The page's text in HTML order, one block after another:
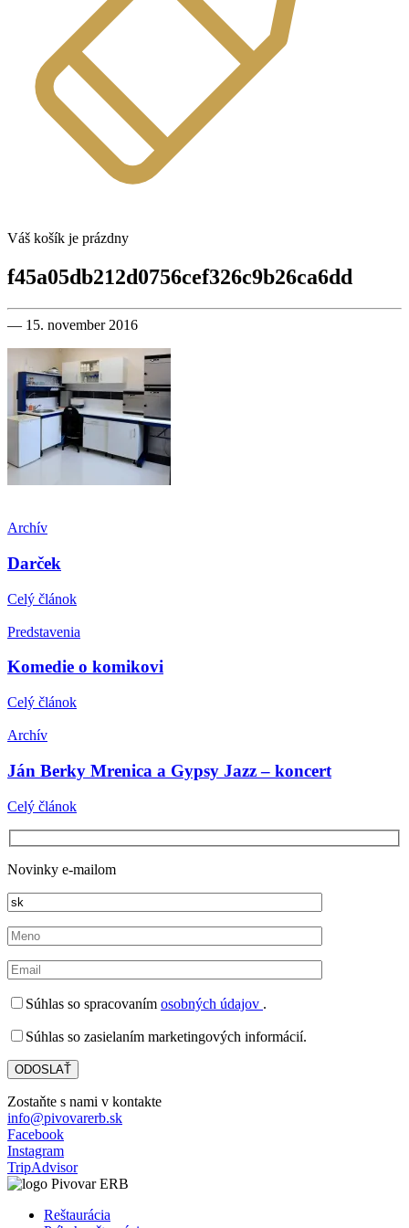
Váš košík je prázdny
f45a05db212d0756cef326c9b26ca6dd
— 15. november 2016
Archív
Darček
Celý článok
Predstavenia
Komedie o komikovi
Celý článok
Archív
Ján Berky Mrenica a Gypsy Jazz – koncert
Celý článok
Novinky e-mailom
Súhlas so spracovaním osobných údajov .
Súhlas so zasielaním marketingových informácií.
Zostaňte s nami v kontakte
info@pivovarerb.sk
Facebook
Instagram
TripAdvisor
Reštaurácia